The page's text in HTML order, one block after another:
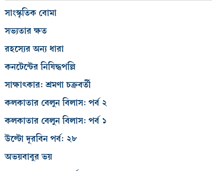
সাংস্কৃতিক বোমা
সভ্যতার ক্ষত
রহস্যের অন্য ধারা
কনটেন্টের নিষিদ্ধপল্লি
সাক্ষাৎকার: শ্রমণা চক্রবর্তী
কলকাতার বেলুন বিলাস: পর্ব ২
কলকাতার বেলুন বিলাস: পর্ব ১
উল্টো দূরবিন পর্ব: ২৮
অভয়বাবুর ভয়